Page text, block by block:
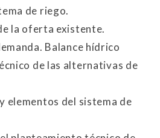
de riego.
la oferta existente.
Balance hídrico
de las alternativas de
elementos del sistema de